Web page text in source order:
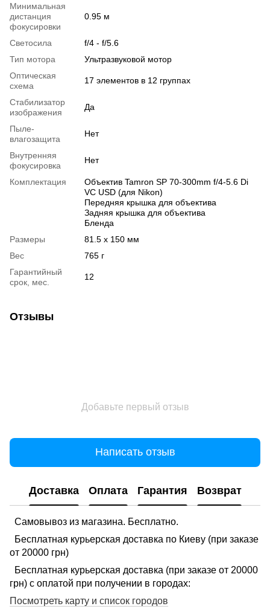
Минимальная
дистанция
фокусировки
0.95 м
Светосила
f/4 - f/5.6
Тип мотора
Ультразвуковой мотор
Оптическая
схема
17 элементов в 12 группах
Стабилизатор
изображения
Да
Пыле-
влагозащита
Нет
Внутренняя
фокусировка
Нет
Комплектация
Объектив Tamron SP 70-300mm f/4-5.6 Di
VC USD (для Nikon)
Передняя крышка для объектива
Задняя крышка для объектива
Бленда
Размеры
81.5 x 150 мм
Вес
765 г
Гарантийный
срок, мес.
12
Отзывы
Добавьте первый отзыв
Написать отзыв
Доставка Оплата Гарантия Возврат
Самовывоз из магазина. Бесплатно.
Бесплатная курьерская доставка по Киеву (при заказе
от 20000 грн)
Бесплатная курьерская доставка (при заказе от 20000
грн) с оплатой при получении в городах:
Посмотреть карту и список городов